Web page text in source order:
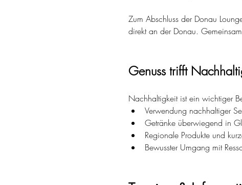
Zum Abschluss der Donau
direkt an der Donau.
Genuss trifft
Nachhaltigkeit ist ein wichtiger
Verwendung nachhaltiger
Getränke überwiegend in
Regionale Produkte und
Bewusster Umgang mit